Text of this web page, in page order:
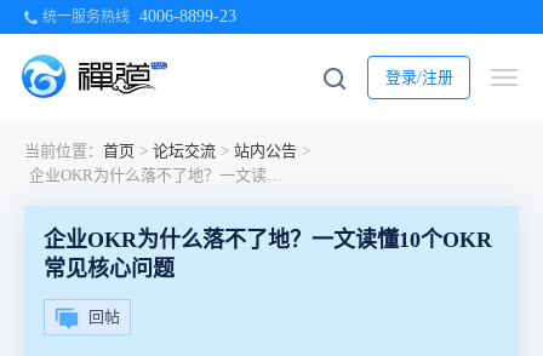
统一服务热线 4006-8899-23
登录/注册
当前位置： 首页 > 论坛交流 > 站内公告 >
企业OKR为什么落不了地？一文读懂10个OKR常见核心问题
企业OKR为什么落不了地？一文读懂10个OKR
常见核心问题
回帖